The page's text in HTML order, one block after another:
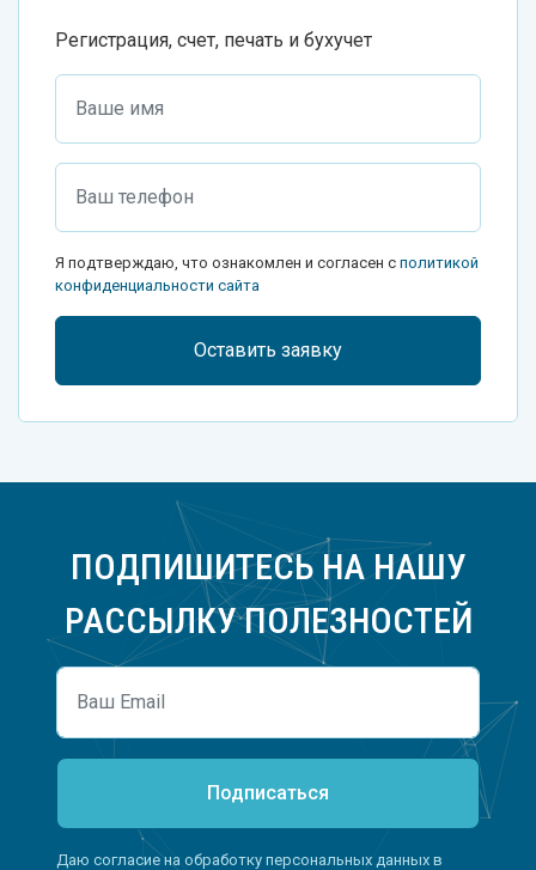
Регистрация, счет, печать и бухучет
Я подтверждаю, что ознакомлен и согласен с политикой
конфиденциальности сайта
Оставить заявку
ПОДПИШИТЕСЬ НА НАШУ
РАССЫЛКУ ПОЛЕЗНОСТЕЙ
Подписаться
Даю согласие на обработку персональных данных в